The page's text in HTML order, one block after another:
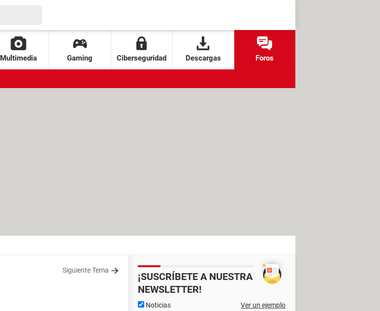
Multimedia Gaming Ciberseguridad Descargas Foros
Siguiente Tema
¡SUSCRÍBETE A NUESTRA
NEWSLETTER!
Noticias Ver un ejemplo